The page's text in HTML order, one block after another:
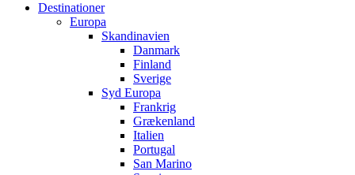
Destinationer
Europa
Skandinavien
Danmark
Finland
Sverige
Syd Europa
Frankrig
Grækenland
Italien
Portugal
San Marino